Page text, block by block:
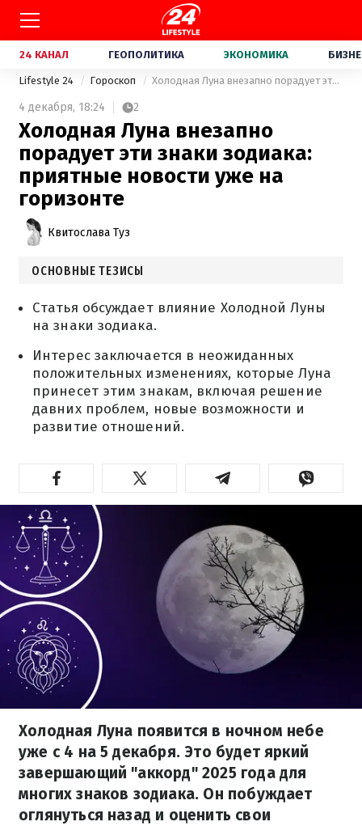
24 КАНАЛ ГЕОПОЛИТИКА ЭКОНОМИКА
Lifestyle 24 Гороскоп Холодная Луна внезапно порадует эти знаки зодиака: приятные новости уже на горизонте
4 декабря, 18:24 2
Холодная Луна внезапно
порадует эти знаки зодиака:
приятные новости уже на
горизонте
Квитослава Туз
ОСНОВНЫЕ ТЕЗИСЫ
Статья обсуждает влияние Холодной Луны
на знаки зодиака.
Интерес заключается в неожиданных
положительных изменениях, которые Луна
принесет этим знакам, включая решение
давних проблем, новые возможности и
развитие отношений.
Холодная Луна появится в ночном небе
уже с 4 на 5 декабря. Это будет яркий
завершающий "аккорд" 2025 года для
многих знаков зодиака. Он побуждает
оглянуться назад и оценить свои